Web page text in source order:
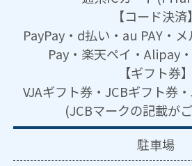
【コード決済】
PayPay・d払い・au PAY・
Pay・楽天ペイ・Alipay
【ギフト券】
VJAギフト券・JCBギフト券
(JCBマークの記載が
駐車場